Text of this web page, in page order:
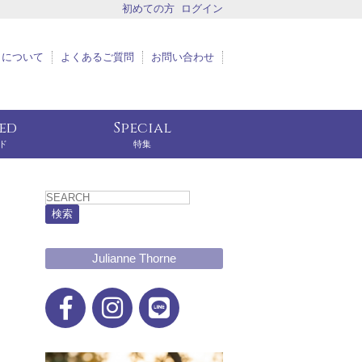
初めての方 ログイン
ついて よくあるご質問 お問い合わせ
Special
特集
検索
Julianne Thorne